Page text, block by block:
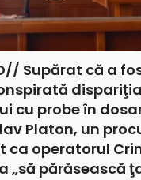
Supărat că a
dispariţia
cu probe în
Platon, un
ca operatorul
„să părăsească